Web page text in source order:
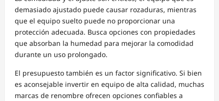
demasiado ajustado puede causar rozaduras, mientras
que el equipo suelto puede no proporcionar una
protección adecuada. Busca opciones con propiedades
que absorban la humedad para mejorar la comodidad
durante un uso prolongado.
El presupuesto también es un factor significativo. Si bien
es aconsejable invertir en equipo de alta calidad, muchas
marcas de renombre ofrecen opciones confiables a